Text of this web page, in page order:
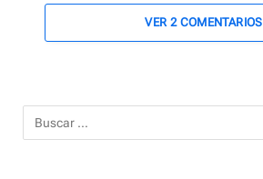
VER 2 COMENTARIOS